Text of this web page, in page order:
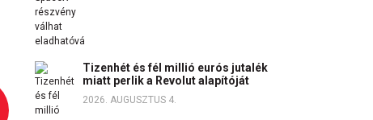
Tizenhét és fél millió eurós jutalék
miatt perlik a Revolut alapítóját
2026. AUGUSZTUS 4.